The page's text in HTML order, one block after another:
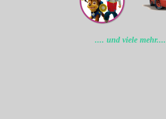
.... und viele mehr....